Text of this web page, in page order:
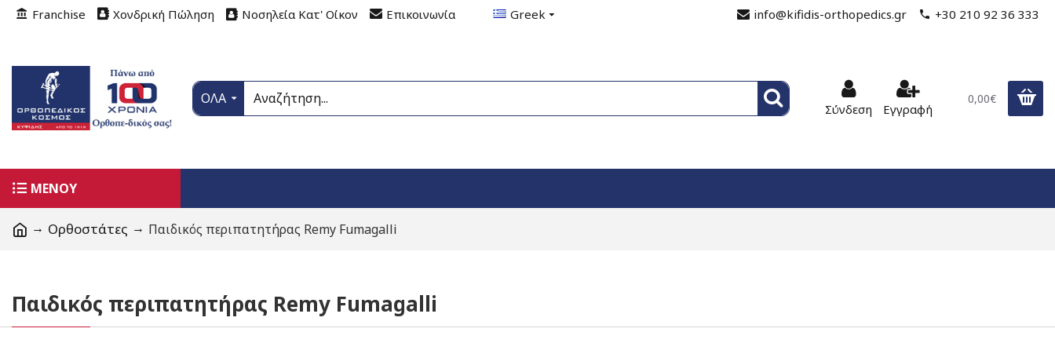
Franchise Χονδρική Πώληση Νοσηλεία Κατ' Οίκον Επικοινωνία Greek info@kifidis-orthopedics.gr +30 210 92 36 333
ΟΛΑ
Σύνδεση Εγγραφή
0,00€
ΜΕΝΟΥ
Ορθοστάτες Παιδικός περιπατητήρας Remy Fumagalli
Παιδικός περιπατητήρας Remy Fumagalli